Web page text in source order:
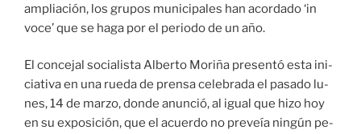
am­plia­ción, los gru­pos mu­ni­ci­pa­les han acor­da­do ‘in
vo­ce’ que se ha­ga por el pe­rio­do de un año.
El con­ce­jal so­cia­lis­ta Al­ber­to Mo­ri­ña pre­sen­tó es­ta ini­
cia­ti­va en una rue­da de pren­sa ce­le­bra­da el pa­sa­do lu­
nes, 14 de mar­zo, don­de anun­ció, al igual que hi­zo hoy
en su ex­po­si­ción, que el acuer­do no pre­veía nin­gún pe­